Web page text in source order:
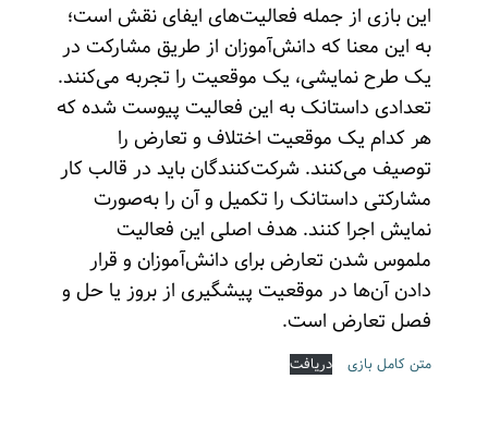
این بازی از جمله فعالیت‌های ایفای نقش است؛
به این معنا که دانش‌آموزان از طریق مشارکت در
یک طرح نمایشی، یک موقعیت را تجربه می‌کنند.
تعدادی داستانک به این فعالیت پیوست شده که
هر کدام یک موقعیت اختلاف و تعارض را
توصیف می‌کنند. شرکت‌کنندگان باید در قالب کار
مشارکتی داستانک را تکمیل و آن را به‌صورت
نمایش اجرا کنند. هدف اصلی این فعالیت
ملموس شدن تعارض برای دانش‌آموزان و قرار
دادن‌ آن‌ها در موقعیت‌ پیشگیری از بروز یا حل و
فصل تعارض است.
متن کامل بازی دریافت